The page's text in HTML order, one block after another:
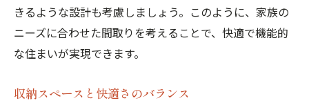
きるような設計も考慮しましょう。このように、家族の
ニーズに合わせた間取りを考えることで、快適で機能的
な住まいが実現できます。
収納スペースと快適さのバランス